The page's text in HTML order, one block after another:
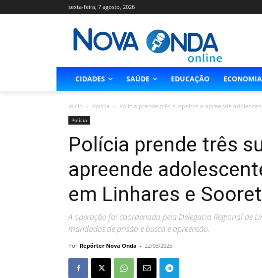
sexta-feira, 7 agosto, 2026
CIDADES SAÚDE EDUCAÇÃO ECONOMIA
Início Polícia Polícia prende três suspeitos e apreende
Polícia
Polícia prende três
apreende
em Linhares e
A operação foi coordenada pela Delegacia Regional de
mandados de prisão e busca e apreensão.
Por Repórter Nova Onda - 22/03/2025